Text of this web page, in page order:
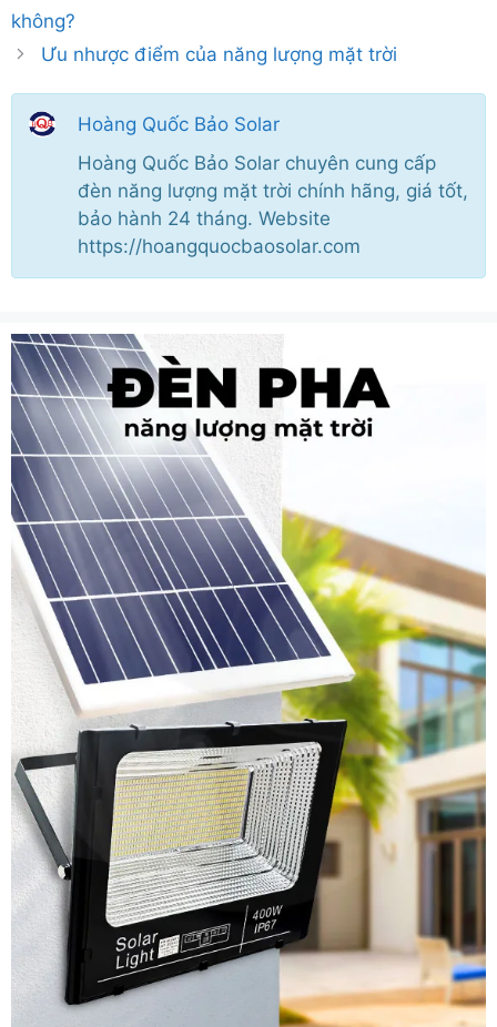
không?
Ưu nhược điểm của năng lượng mặt trời
Hoàng Quốc Bảo Solar
Hoàng Quốc Bảo Solar chuyên cung cấp
đèn năng lượng mặt trời chính hãng, giá tốt,
bảo hành 24 tháng. Website
https://hoangquocbaosolar.com